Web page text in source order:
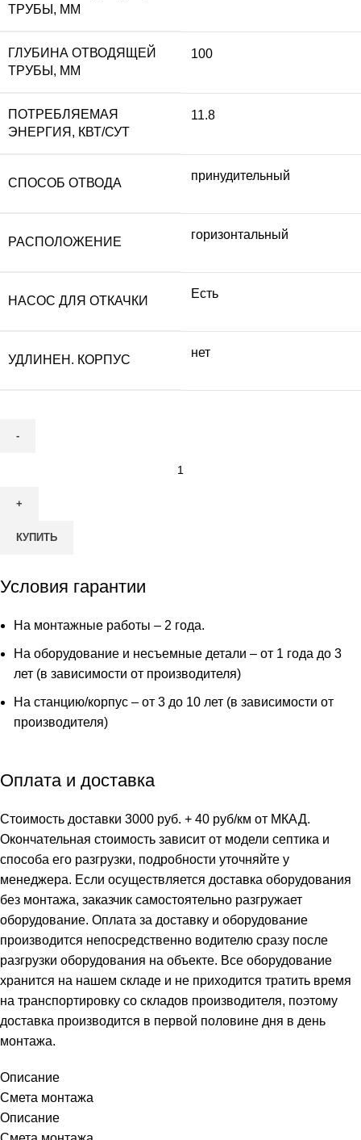
ТРУБЫ, ММ
ГЛУБИНА ОТВОДЯЩЕЙ
ТРУБЫ, ММ
100
ПОТРЕБЛЯЕМАЯ
ЭНЕРГИЯ, КВТ/СУТ
11.8
СПОСОБ ОТВОДА
принудительный
РАСПОЛОЖЕНИЕ
горизонтальный
НАСОС ДЛЯ ОТКАЧКИ
Есть
УДЛИНЕН. КОРПУС
нет
Септик
КУПИТЬ
Условия гарантии
На монтажные работы – 2 года.
На оборудование и несъемные детали – от 1 года до 3
лет (в зависимости от производителя)
На станцию/корпус – от 3 до 10 лет (в зависимости от
производителя)
Оплата и доставка
Стоимость доставки 3000 руб. + 40 руб/км от МКАД.
Окончательная стоимость зависит от модели септика и
способа его разгрузки, подробности уточняйте у
менеджера. Если осуществляется доставка оборудования
без монтажа, заказчик самостоятельно разгружает
оборудование. Оплата за доставку и оборудование
производится непосредственно водителю сразу после
разгрузки оборудования на объекте. Все оборудование
хранится на нашем складе и не приходится тратить время
на транспортировку со складов производителя, поэтому
доставка производится в первой половине дня в день
монтажа.
Описание
Смета монтажа
Описание